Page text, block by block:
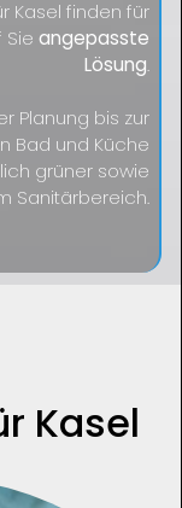
Kasel finden für
Sieangepasste
Lösung.
Planung bis zur
Bad und Küche
grüner sowie
Sanitärbereich.
Kasel